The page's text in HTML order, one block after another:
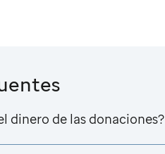
dinero de las donaciones?